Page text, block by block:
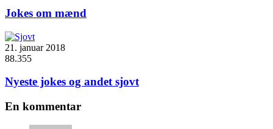
Jokes om mænd
21. januar 2018
88.355
Nyeste jokes og andet sjovt
En kommentar